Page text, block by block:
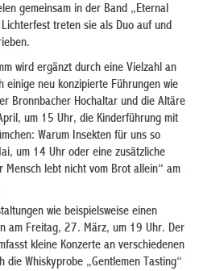
gemeinsam in der Band „Eternal
treten sie als Duo auf und
wird ergänzt durch eine Vielzahl an
einige neu konzipierte Führungen wie
Bronnbacher Hochaltar und die Altäre
um 15 Uhr, die Kinderführung mit
Warum Insekten für uns so
um 14 Uhr oder eine zusätzliche
Mensch lebt nicht vom Brot allein“ am
wie beispielsweise einen
am Freitag, 27. März, um 19 Uhr. Der
kleine Konzerte an verschiedenen
die Whiskyprobe „Gentlemen Tasting“